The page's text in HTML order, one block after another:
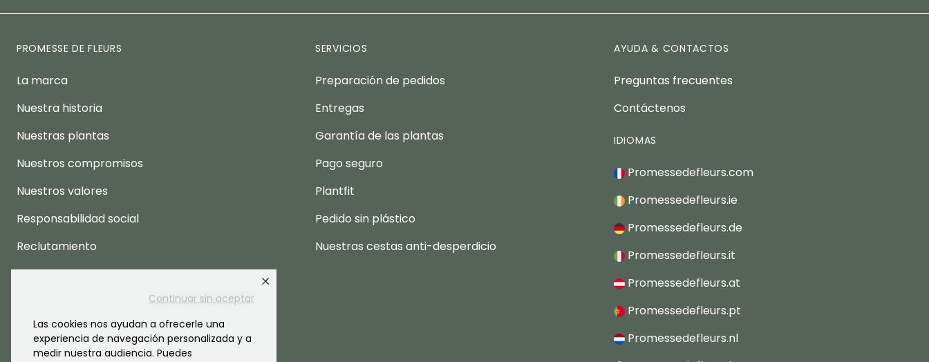
Continuar sin aceptar
Las cookies nos ayudan a ofrecerle una
experiencia de navegación personalizada y a
medir nuestra audiencia. Puedes
PROMESSE DE FLEURS
La marca
Nuestra historia
Nuestras plantas
Nuestros compromisos
Nuestros valores
Responsabilidad social
Reclutamiento
Espacio prensa
SERVICIOS
Preparación de pedidos
Entregas
Garantía de las plantas
Pago seguro
Plantfit
Pedido sin plástico
Nuestras cestas anti-desperdicio
AYUDA & CONTACTOS
Preguntas frecuentes
Contáctenos
IDIOMAS
Promessedefleurs.com
Promessedefleurs.ie
Promessedefleurs.de
Promessedefleurs.it
Promessedefleurs.at
Promessedefleurs.pt
Promessedefleurs.nl